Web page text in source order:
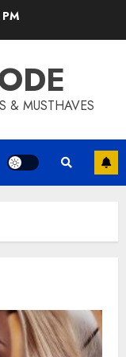
& MUSTHAVES